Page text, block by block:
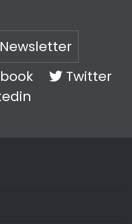
Twitter